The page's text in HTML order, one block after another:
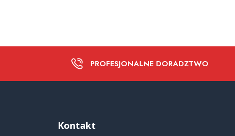
PROFESJONALNE DORADZTWO
Kontakt